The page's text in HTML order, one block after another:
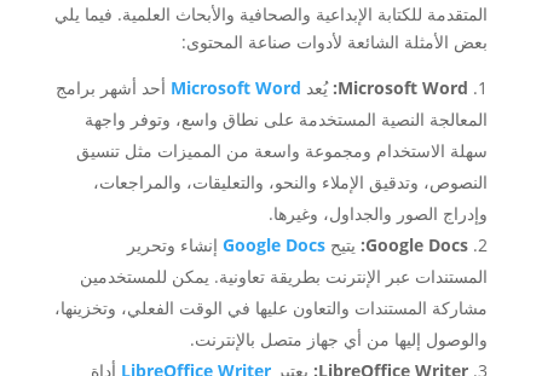
المتقدمة للكتابة الإبداعية والصحافية والأبحاث العلمية. فيما يلي
بعض الأمثلة الشائعة لأدوات صناعة المحتوى:
Microsoft Word: يُعد Microsoft Word أحد أشهر برامج
المعالجة النصية المستخدمة على نطاق واسع، وتوفر واجهة
سهلة الاستخدام ومجموعة واسعة من المميزات مثل تنسيق
النصوص، وتدقيق الإملاء والنحو، والتعليقات، والمراجعات،
وإدراج الصور والجداول، وغيرها.
Google Docs: يتيح Google Docsإنشاء وتحرير
المستندات عبر الإنترنت بطريقة تعاونية. يمكن للمستخدمين
مشاركة المستندات والتعاون عليها في الوقت الفعلي، وتخزينها،
والوصول إليها من أي جهاز متصل بالإنترنت.
LibreOffice Writer: يعتبر LibreOffice Writer أداة